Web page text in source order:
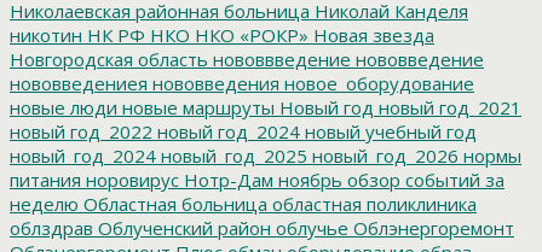
Николаевская районная больница Николай Канделя
никотин НК РФ НКО НКО «РОКР» Новая звезда
Новгородская область нововвведение нововведение
нововведениея нововведения новое_оборудование
новые люди новые маршруты Новый год новый год_2021
новый год_2022 новый год_2024 новый учебный год
новый_год_2024 новый_год_2025 новый_год_2026 нормы
питания норовирус Нотр-Дам ноябрь обзор событий за
неделю Областная больница областная поликлиника
облздрав Облученский район облучье Облэнергоремонт